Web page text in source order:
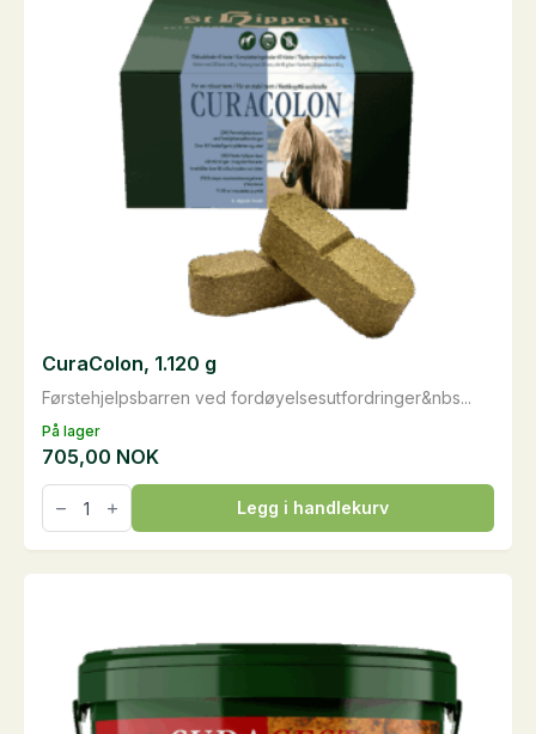
På lager
Førstehjelpsbarren ved fordøyelsesutfordringer&nbs...
CuraColon, 1.120 g
705,00 NOK
CuraColon,
1.120
g
antall
Legg i handlekurv